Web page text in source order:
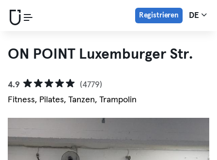
Registrieren DE
ON POINT Luxemburger Str.
4.9
(4779)
Fitness, Pilates, Tanzen, Trampolin